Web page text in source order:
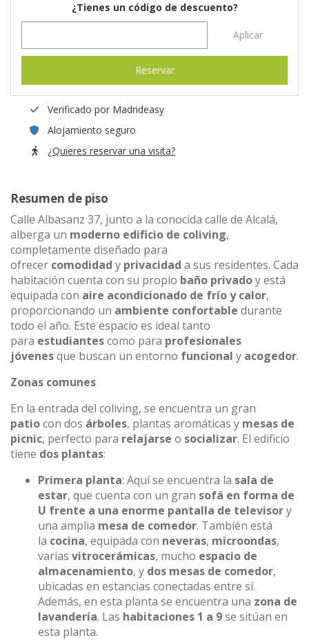
¿Tienes un código de descuento?
Aplicar
Reservar
Verificado por Madrideasy
Alojamiento seguro
¿Quieres reservar una visita?
Resumen de piso
Calle Albasanz 37, junto a la conocida calle de Alcalá,
alberga un moderno edificio de coliving,
completamente diseñado para
ofrecer comodidad y privacidad a sus residentes. Cada
habitación cuenta con su propio baño privadoy está
equipada con aire acondicionado de frío y calor,
proporcionando un ambiente confortable durante
todo el año. Este espacio es ideal tanto
para estudiantescomo para profesionales
jóvenesque buscan un entorno funcional y acogedor.
Zonas comunes
En la entrada del coliving, se encuentra un gran
patiocon dos árboles, plantas aromáticas y mesas de
picnic, perfecto para relajarse o socializar. El edificio
tiene dos plantas:
Primera planta: Aquí se encuentra la sala de
estar, que cuenta con un gran sofá en forma de
U frente a una enorme pantalla de televisory
una amplia mesa de comedor. También está
la cocina, equipada con neveras, microondas,
varias vitrocerámicas, mucho espacio de
almacenamiento, y dos mesas de comedor,
ubicadas en estancias conectadas entre sí.
Además, en esta planta se encuentra una zona de
lavandería. Las habitaciones 1 a 9se sitúan en
esta planta.